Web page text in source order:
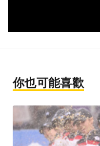
你也可能喜歡